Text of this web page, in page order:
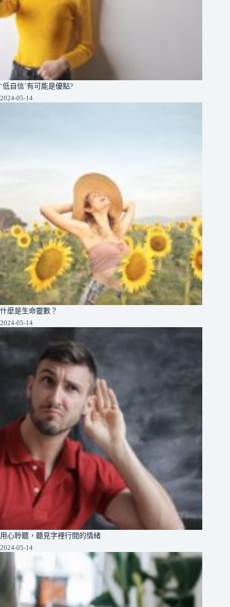
‘低自信’有可能是優點?
2024-05-14
什麼是生命靈數？
2024-05-14
用心聆聽，聽見字裡行間的情緒
2024-05-14